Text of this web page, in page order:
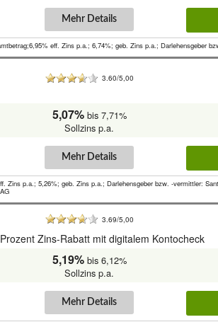
Mehr Details
eff. Zins p.a.; 6,74%; geb. Zins p.a.; Darlehensgeber
3.60/5,00
5,07% bis 7,71%
Sollzins p.a.
Mehr Details
Zins p.a.; 5,26%; geb. Zins p.a.; Darlehensgeber bzw. -vermittler:
3.69/5,00
Zins-Rabatt mit digitalem Kontocheck
5,19% bis 6,12%
Sollzins p.a.
Mehr Details